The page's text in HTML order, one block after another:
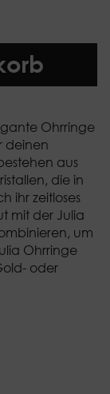
Ohrringe
deinen
aus
die in
ihr zeitloses
mit der Julia
um
Ohrringe
oder